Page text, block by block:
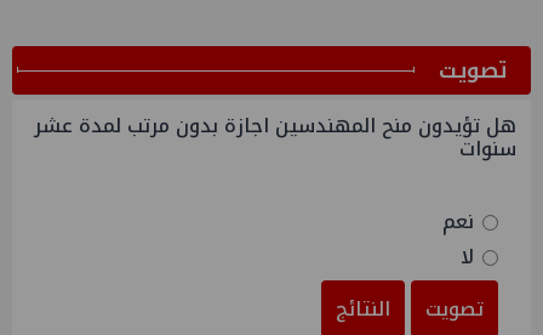
ﺗﺼﻮﻳﺖ
هل تؤيدون منح المهندسين اجازة بدون مرتب لمدة عشر
سنوات
نعم
لا
تصويت
النتائج